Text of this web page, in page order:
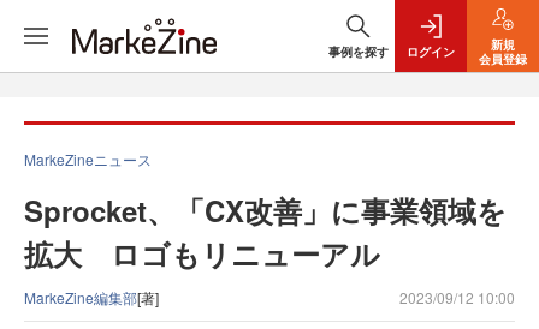
事例を探す ログイン
新規
会員登録
MarkeZineニュース
Sprocket、「CX改善」に事業領域を
拡大 ロゴもリニューアル
MarkeZine編集部[著] 2023/09/12 10:00